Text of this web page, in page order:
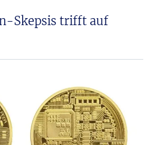
Skepsis trifft auf